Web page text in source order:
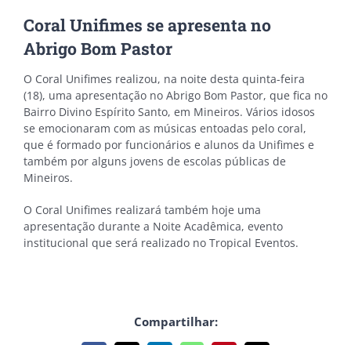
Coral Unifimes se apresenta no
Abrigo Bom Pastor
O Coral Unifimes realizou, na noite desta quinta-feira
(18), uma apresentação no Abrigo Bom Pastor, que fica no
Bairro Divino Espírito Santo, em Mineiros. Vários idosos
se emocionaram com as músicas entoadas pelo coral,
que é formado por funcionários e alunos da Unifimes e
também por alguns jovens de escolas públicas de
Mineiros.
O Coral Unifimes realizará também hoje uma
apresentação durante a Noite Acadêmica, evento
institucional que será realizado no Tropical Eventos.
Compartilhar: